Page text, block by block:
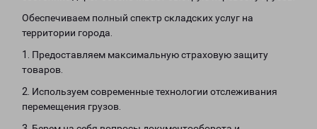
Обеспечиваем полный спектр складских услуг на
территории города.
1. Предоставляем максимальную страховую защиту
товаров.
2. Используем современные технологии отслеживания
перемещения грузов.